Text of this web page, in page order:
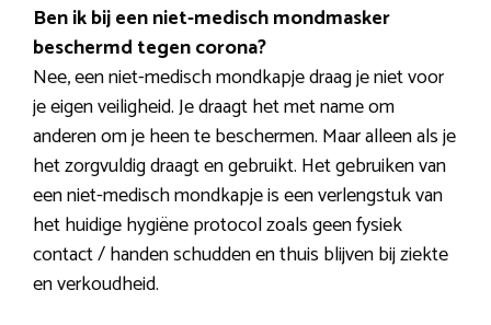
Ben ik bij een niet-medisch mondmasker
beschermd tegen corona?
Nee, een niet-medisch mondkapje draag je niet voor
je eigen veiligheid. Je draagt het met name om
anderen om je heen te beschermen. Maar alleen als je
het zorgvuldig draagt en gebruikt. Het gebruiken van
een niet-medisch mondkapje is een verlengstuk van
het huidige hygiëne protocol zoals geen fysiek
contact / handen schudden en thuis blijven bij ziekte
en verkoudheid.